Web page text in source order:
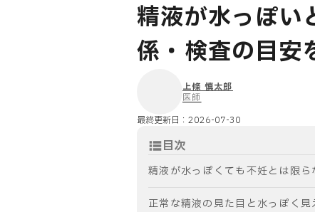
精液が水っぽい
係・検査の目安
上條 慎太郎
医師
最終更新日： 2026-07-30
目次
精液が水っぽくても不妊とは限ら
正常な精液の見た目と水っぽく見